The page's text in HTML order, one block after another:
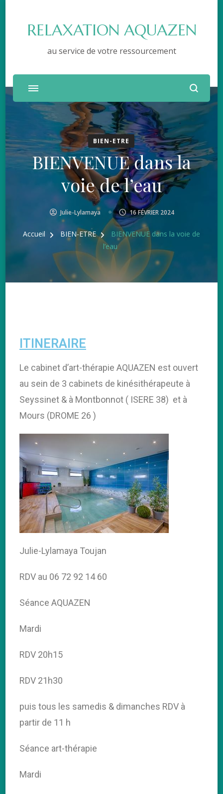
RELAXATION AQUAZEN
au service de votre ressourcement
BIEN-ETRE
BIENVENUE dans la
voie de l’eau
Julie-Lylamaya 16 FÉVRIER 2024
Accueil BIEN-ETRE
BIENVENUE dans la voie de
l’eau
ITINERAIRE
Le cabinet d’art-thérapie AQUAZEN est ouvert
au sein de 3 cabinets de kinésithérapeute à
Seyssinet & à Montbonnot ( ISERE 38) et à
Mours (DROME 26 )
Julie-Lylamaya Toujan
RDV au 06 72 92 14 60
Séance AQUAZEN
Mardi
RDV 20h15
RDV 21h30
puis tous les samedis & dimanches RDV à
partir de 11 h
Séance art-thérapie
Mardi